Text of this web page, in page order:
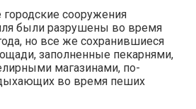
сооружения
были разрушены во время
но все же сохранившиеся
заполненные пекарнями,
магазинами, по-
во время пеших